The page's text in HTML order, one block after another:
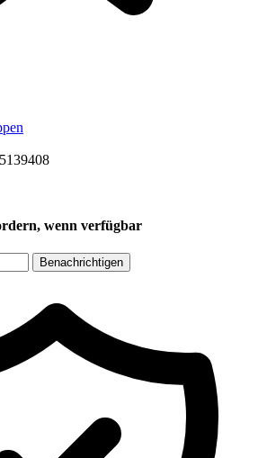
wenn verfügbar
Benachrichtigen